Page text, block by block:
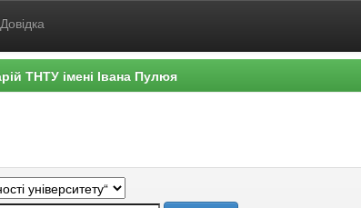
Довідка
ТНТУ імені Івана Пулюя